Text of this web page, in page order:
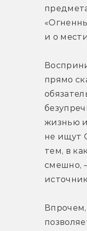
и о
прямо
жизнью и
не ищут
тем, в
смешно,